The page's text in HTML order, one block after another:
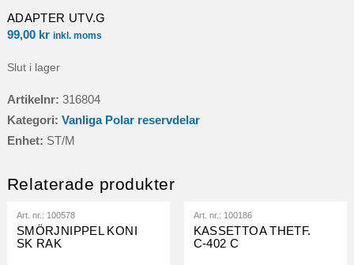
ADAPTER UTV.G
99,00 kr inkl. moms
Slut i lager
Artikelnr: 316804
Kategori: Vanliga Polar reservdelar
Enhet: ST/M
Relaterade produkter
Art. nr.: 100578
SMÖRJNIPPEL KONI
SK RAK
Art. nr.: 100186
KASSETTOA THETF.
C-402 C